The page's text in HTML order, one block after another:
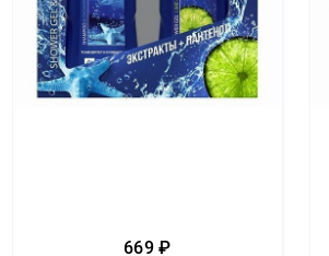
669 ₽